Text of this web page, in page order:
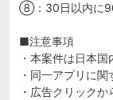
⑧：30日以内に
■注意事項
・本案件は日本国
・同一アプリに
・広告クリック